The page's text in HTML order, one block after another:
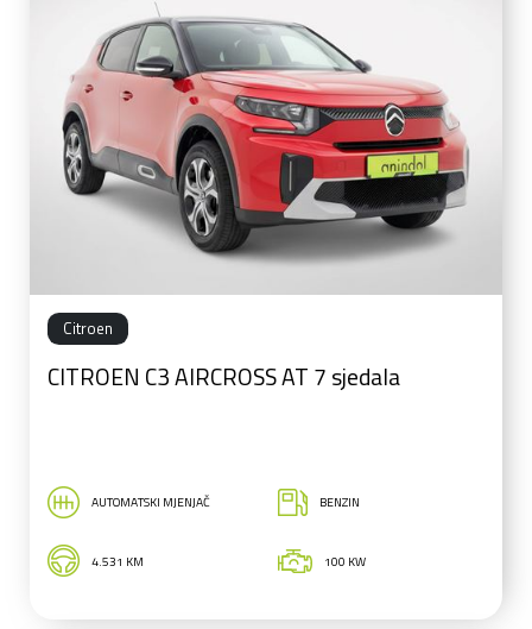
Citroen
CITROEN C3 AIRCROSS AT 7 sjedala
AUTOMATSKI MJENJAČ BENZIN
4.531 KM 100 KW